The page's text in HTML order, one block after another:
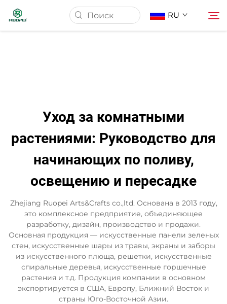
RU
Новости
Контакт
Уход за комнатными
растениями: Руководство для
начинающих по поливу,
освещению и пересадке
Zhejiang Ruopei Arts&Crafts co.,ltd. Основана в 2013 году,
это комплексное предприятие, объединяющее
разработку, дизайн, производство и продажи.
Основная продукция — искусственные панели зеленых
стен, искусственные шары из травы, экраны и заборы
из искусственного плюща, решетки, искусственные
спиральные деревья, искусственные горшечные
растения и т.д. Продукция компании в основном
экспортируется в США, Европу, Ближний Восток и
страны Юго-Восточной Азии.